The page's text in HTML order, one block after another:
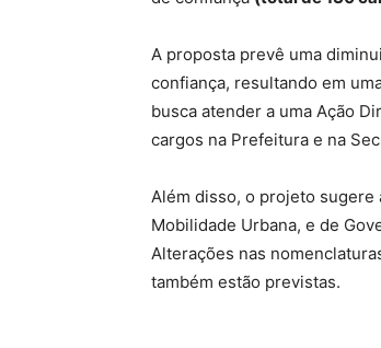
A proposta prevê uma
confiança, resultando em
busca atender a uma Ação
cargos na Prefeitura e na
Além disso, o projeto sugere
Mobilidade Urbana, e de
Alterações nas
também estão previstas.